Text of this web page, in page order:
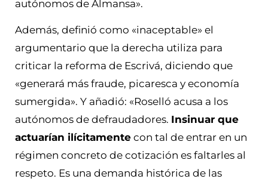
autónomos de Almansa».
Además, definió como «inaceptable» el
argumentario que la derecha utiliza para
criticar la reforma de Escrivá, diciendo que
«generará más fraude, picaresca y economía
sumergida». Y añadió: «Roselló acusa a los
autónomos de defraudadores. Insinuar que
actuarían ilícitamente con tal de entrar en un
régimen concreto de cotización es faltarles al
respeto. Es una demanda histórica de las